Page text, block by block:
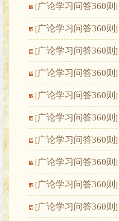
[广论学习问答360则 ]
[广论学习问答360则 ]
[广论学习问答360则 ]
[广论学习问答360则 ]
[广论学习问答360则 ]
[广论学习问答360则 ]
[广论学习问答360则 ]
[广论学习问答360则 ]
[广论学习问答360则 ]
[广论学习问答360则 ]